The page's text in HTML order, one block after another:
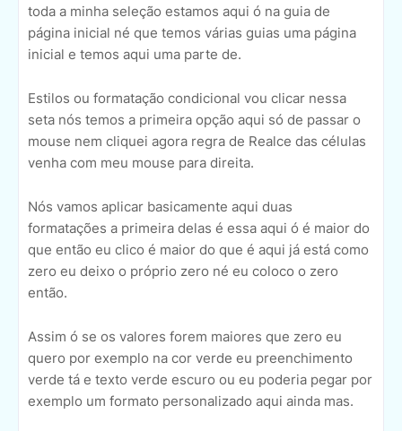
toda a minha seleção estamos aqui ó na guia de
página inicial né que temos várias guias uma página
inicial e temos aqui uma parte de.
Estilos ou formatação condicional vou clicar nessa
seta nós temos a primeira opção aqui só de passar o
mouse nem cliquei agora regra de Realce das células
venha com meu mouse para direita.
Nós vamos aplicar basicamente aqui duas
formatações a primeira delas é essa aqui ó é maior do
que então eu clico é maior do que é aqui já está como
zero eu deixo o próprio zero né eu coloco o zero
então.
Assim ó se os valores forem maiores que zero eu
quero por exemplo na cor verde eu preenchimento
verde tá e texto verde escuro ou eu poderia pegar por
exemplo um formato personalizado aqui ainda mas.